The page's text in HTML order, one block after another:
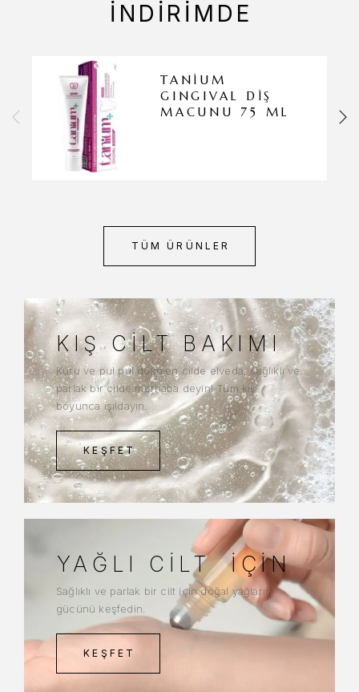
İNDIRIMDE
TANİUM
GINGIVAL DIŞ
MACUNU 75 ML
TÜM ÜRÜNLER
KIŞ CILT BAKIMI
Kuru ve pul pul dökülen cilde elveda, sağlıklı ve
parlak bir cilde merhaba deyin! Tüm kış
boyunca ışıldayın.
KEŞFET
YAĞLI CILT İÇIN
Sağlıklı ve parlak bir cilt için doğal yağların
gücünü keşfedin.
KEŞFET